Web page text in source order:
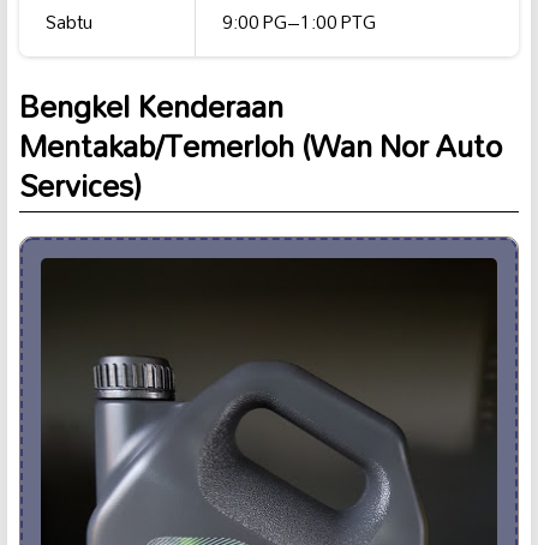
Sabtu 9:00 PG–1:00 PTG
Bengkel Kenderaan
Mentakab/Temerloh (Wan Nor Auto
Services)